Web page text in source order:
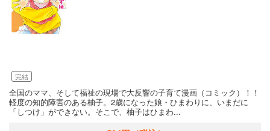
完結
全国のママ、そして福祉の現場で大反響の子育て漫画（コミック）！！
軽度の知的障害のある柚子。2歳になった娘・ひまわりに、いまだに
「しつけ」ができない。そこで、柚子はひまわ...